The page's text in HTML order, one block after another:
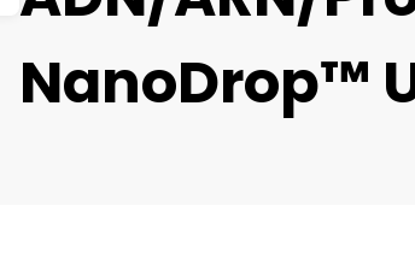
NanoDrop™